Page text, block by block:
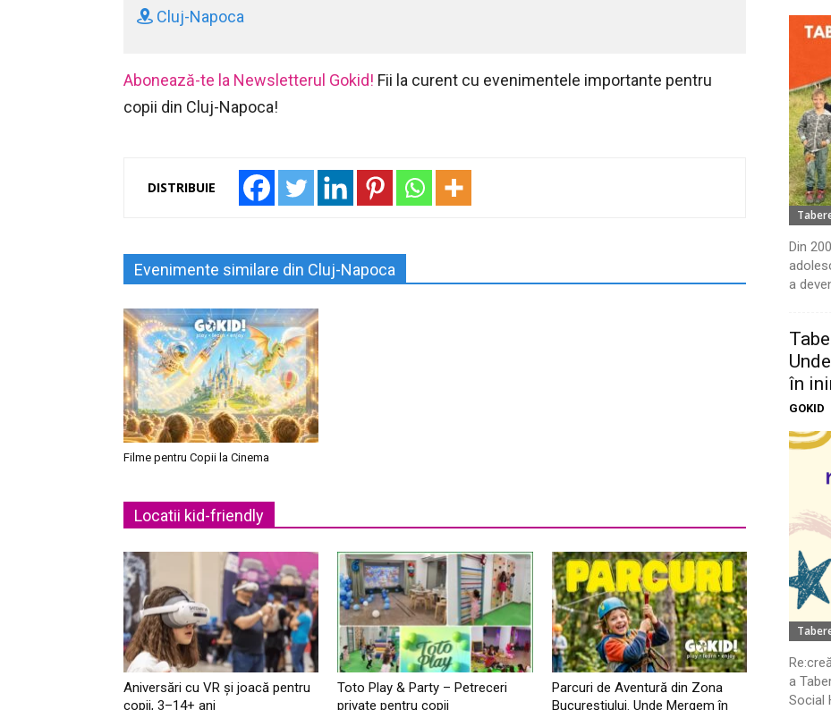
Cluj-Napoca
Abonează-te la Newsletterul Gokid! Fii la curent cu evenimentele importante pentru
copii din Cluj-Napoca!
DISTRIBUIE
Evenimente similare din Cluj-Napoca
Filme pentru Copii la Cinema
Locatii kid-friendly
Aniversări cu VR și joacă pentru
copii, 3–14+ ani
Toto Play & Party – Petreceri
private pentru copii
Parcuri de Aventură din Zona
Bucureştiului. Unde Mergem în
Din
a
în
GOKID
a
Social